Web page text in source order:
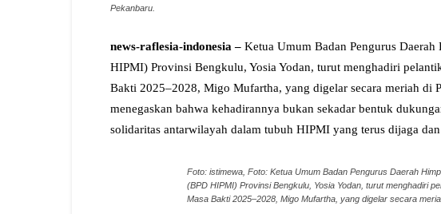
Pekanbaru.
news-raflesia-indonesia – Ketua Umum Badan Pengurus
HIPMI) Provinsi Bengkulu, Yosia Yodan, turut menghadiri
Bakti 2025–2028, Migo Mufartha, yang digelar secara meriah di
menegaskan bahwa kehadirannya bukan sekadar bentuk
solidaritas antarwilayah dalam tubuh HIPMI yang terus dijaga
Foto: istimewa, Foto: Ketua Umum Badan Pengurus Daerah
(BPD HIPMI) Provinsi Bengkulu, Yosia Yodan, turut menghadiri
Masa Bakti 2025–2028, Migo Mufartha, yang digelar secara